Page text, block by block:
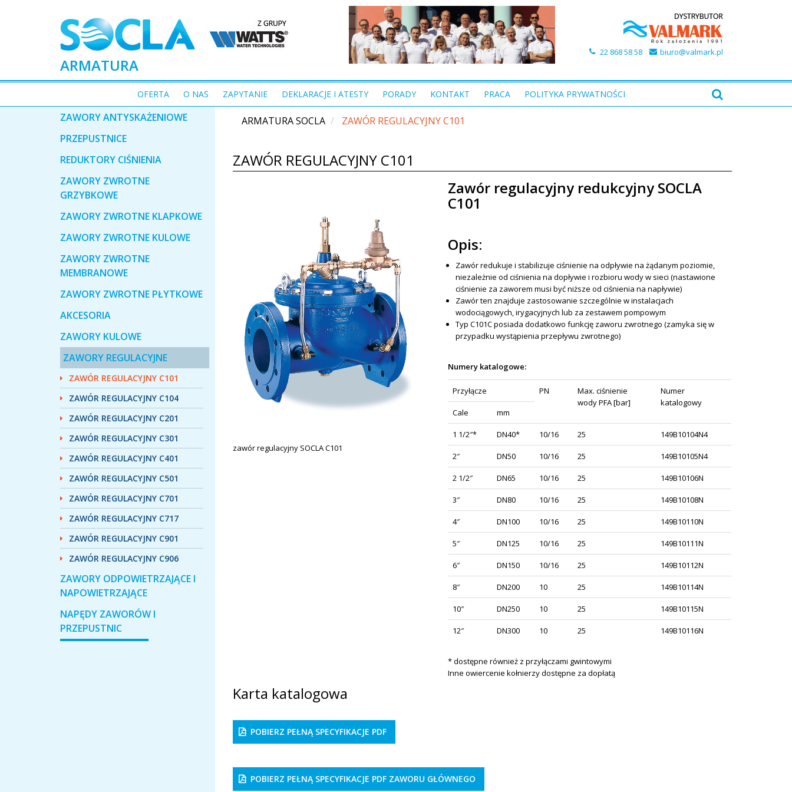
ARMATURA
biuro@valmark.pl
22 868 58 58
OFERTA O NAS ZAPYTANIE DEKLARACJE I ATESTY PORADY KONTAKT PRACA POLITYKA PRYWATNOŚCI
ZAWORY ANTYSKAŻENIOWE
PRZEPUSTNICE
REDUKTORY CIŚNIENIA
ZAWORY ZWROTNE
GRZYBKOWE
ZAWORY ZWROTNE KLAPKOWE
ZAWORY ZWROTNE KULOWE
ZAWORY ZWROTNE
MEMBRANOWE
ZAWORY ZWROTNE PŁYTKOWE
AKCESORIA
ZAWORY KULOWE
ZAWORY REGULACYJNE
ZAWÓR REGULACYJNY C101
ZAWÓR REGULACYJNY C104
ZAWÓR REGULACYJNY C201
ZAWÓR REGULACYJNY C301
ZAWÓR REGULACYJNY C401
ZAWÓR REGULACYJNY C501
ZAWÓR REGULACYJNY C701
ZAWÓR REGULACYJNY C717
ZAWÓR REGULACYJNY C901
ZAWÓR REGULACYJNY C906
ZAWORY ODPOWIETRZAJĄCE I
NAPOWIETRZAJĄCE
NAPĘDY ZAWORÓW I
PRZEPUSTNIC
ARMATURA SOCLA ZAWÓR REGULACYJNY C101
ZAWÓR REGULACYJNY C101
zawór regulacyjny SOCLA C101
Zawór regulacyjny redukcyjny SOCLA
C101
Opis:
Zawór redukuje i stabilizuje ciśnienie na odpływie na żądanym poziomie,
niezależnie od ciśnienia na dopływie i rozbioru wody w sieci (nastawione
ciśnienie za zaworem musi być niższe od ciśnienia na napływie)
Zawór ten znajduje zastosowanie szczególnie w instalacjach
wodociągowych, irygacyjnych lub za zestawem pompowym
Typ C101C posiada dodatkowo funkcję zaworu zwrotnego (zamyka się w
przypadku wystąpienia przepływu zwrotnego)
Numery katalogowe:
Przyłącze PN
Max. ciśnienie
wody PFA [bar]
Numer
katalogowy
Cale
mm
1 1/2″* DN40* 10/16 25 149B10104N4
2″ DN50 10/16 25 149B10105N4
2 1/2″ DN65 10/16 25 149B10106N
3″ DN80 10/16 25 149B10108N
4″ DN100 10/16 25 149B10110N
5″ DN125 10/16 25 149B10111N
6″ DN150 10/16 25 149B10112N
8″ DN200 10 25 149B10114N
10″ DN250 10 25 149B10115N
12″ DN300 10 25 149B10116N
* dostępne również z przyłączami gwintowymi
Inne owiercenie kołnierzy dostępne za dopłatą
Karta katalogowa
POBIERZ PEŁNĄ SPECYFIKACJE PDF
POBIERZ PEŁNĄ SPECYFIKACJE PDF ZAWORU GŁÓWNEGO